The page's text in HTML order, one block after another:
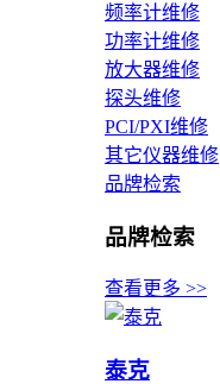
频率计维修
功率计维修
放大器维修
探头维修
PCI/PXI维修
其它仪器维修
品牌检索
品牌检索
查看更多 >>
泰克